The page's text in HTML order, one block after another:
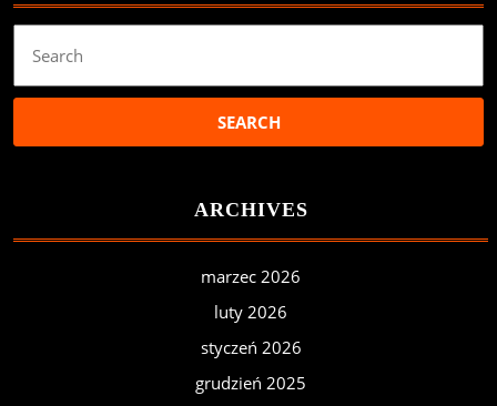
for:
ARCHIVES
marzec 2026
luty 2026
styczeń 2026
grudzień 2025